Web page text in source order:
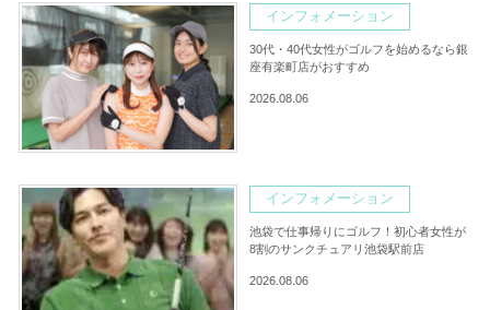
インフォメーション
30代・40代女性がゴルフを始めるなら銀
座有楽町店がおすすめ
2026.08.06
インフォメーション
池袋で仕事帰りにゴルフ！初心者女性が
8割のサンクチュアリ池袋駅前店
2026.08.06